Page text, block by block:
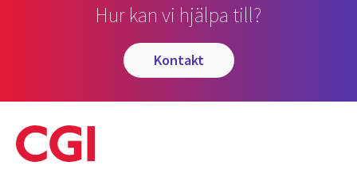
Hur kan vi hjälpa till?
kontakt